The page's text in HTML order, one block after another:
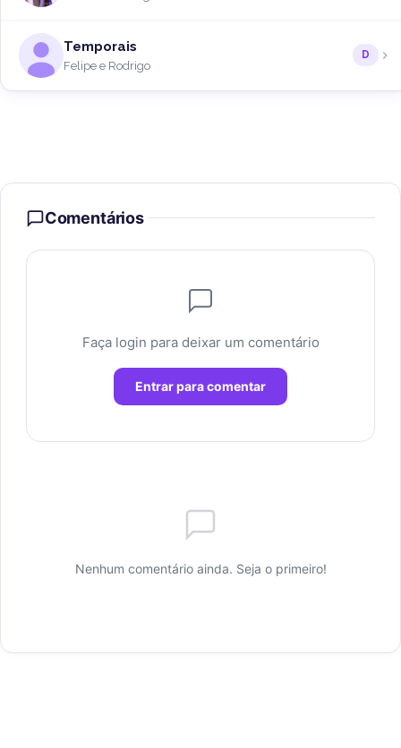
Temporais
Felipe e Rodrigo
D
Comentários
Faça login para deixar um comentário
Entrar para comentar
Nenhum comentário ainda. Seja o primeiro!